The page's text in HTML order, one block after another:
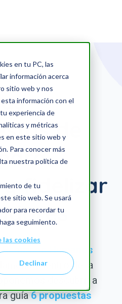
en tu PC, las
información acerca
sitio web y nos
información con el
experiencia de
y métricas
en este sitio web y
Para conocer más
nuestra política de
de tu
sitio web. Se usará
para recordar tu
seguimiento.
las cookies
Declinar
de
fidelizar
Recursos Humanos
dentro de la
descubrir a
guía6 propuestas